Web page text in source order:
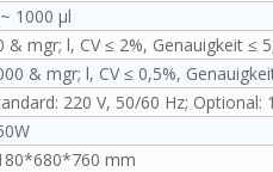
1000 μl
& mgr; l, CV ≤ 2%, Genauigkeit ≤
& mgr; l, CV ≤ 0,5%,
220 V, 50/60 Hz; Optional:
mm